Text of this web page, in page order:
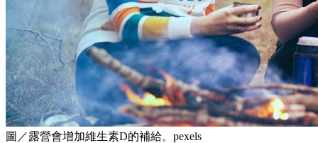
圖／露營會增加維生素D的補給。pexels